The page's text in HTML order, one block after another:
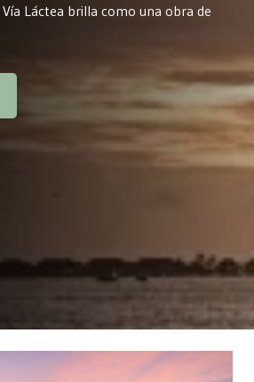
Láctea brilla como una obra de